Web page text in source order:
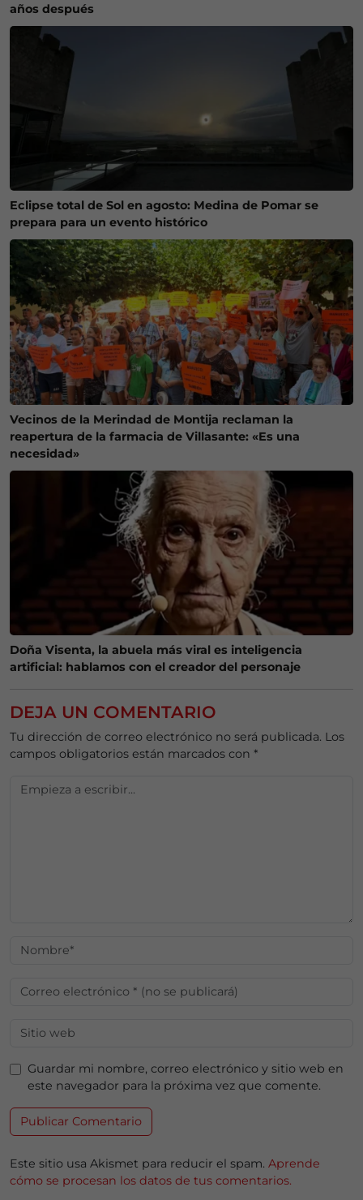
años después
Eclipse total de Sol en agosto: Medina de Pomar se
prepara para un evento histórico
Vecinos de la Merindad de Montija reclaman la
reapertura de la farmacia de Villasante: «Es una
necesidad»
Doña Visenta, la abuela más viral es inteligencia
artificial: hablamos con el creador del personaje
DEJA UN COMENTARIO
Tu dirección de correo electrónico no será publicada. Los
campos obligatorios están marcados con *
Guardar mi nombre, correo electrónico y sitio web en
este navegador para la próxima vez que comente.
Este sitio usa Akismet para reducir el spam. Aprende
cómo se procesan los datos de tus comentarios.